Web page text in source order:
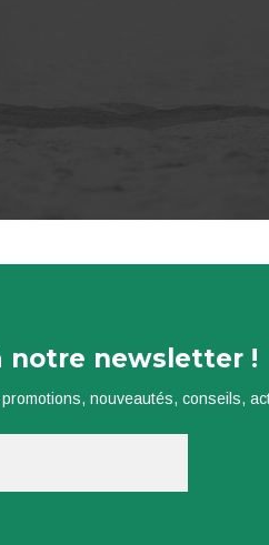
notre newsletter !
nouveautés, conseils,